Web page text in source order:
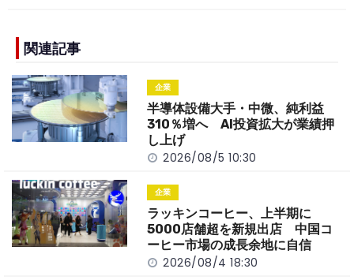
e
b
o
o
k
n
k
関連記事
企業
半導体設備大手・中微、純利益
310％増へ AI投資拡大が業績押
し上げ
2026/08/5 10:30
企業
ラッキンコーヒー、上半期に
5000店舗超を新規出店 中国コ
ーヒー市場の成長余地に自信
2026/08/4 18:30